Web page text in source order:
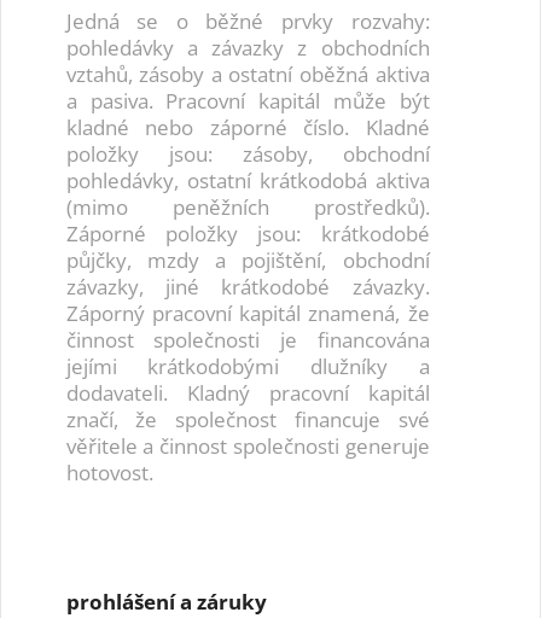
Jedná se o běžné prvky rozvahy:
pohledávky a závazky z obchodních
vztahů, zásoby a ostatní oběžná aktiva
a pasiva. Pracovní kapitál může být
kladné nebo záporné číslo. Kladné
položky jsou: zásoby, obchodní
pohledávky, ostatní krátkodobá aktiva
(mimo peněžních prostředků).
Záporné položky jsou: krátkodobé
půjčky, mzdy a pojištění, obchodní
závazky, jiné krátkodobé závazky.
Záporný pracovní kapitál znamená, že
činnost společnosti je financována
jejími krátkodobými dlužníky a
dodavateli. Kladný pracovní kapitál
značí, že společnost financuje své
věřitele a činnost společnosti generuje
hotovost.
prohlášení a záruky